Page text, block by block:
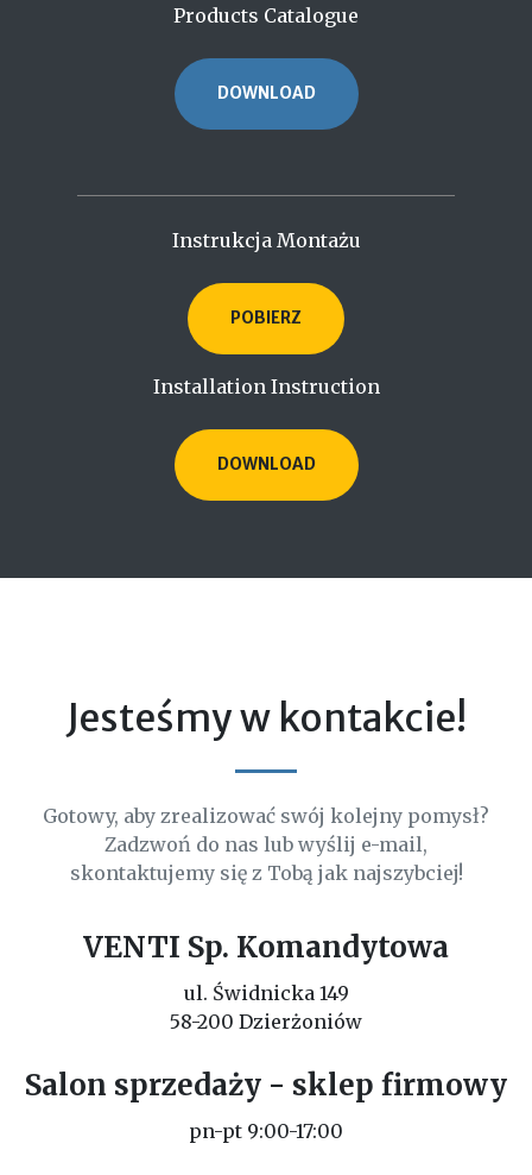
Products Catalogue
DOWNLOAD
Instrukcja Montażu
POBIERZ
Installation Instruction
DOWNLOAD
Jesteśmy w kontakcie!
Gotowy, aby zrealizować swój kolejny pomysł?
Zadzwoń do nas lub wyślij e-mail,
skontaktujemy się z Tobą jak najszybciej!
VENTI Sp. Komandytowa
ul. Świdnicka 149
58-200 Dzierżoniów
Salon sprzedaży - sklep firmowy
pn-pt 9:00-17:00